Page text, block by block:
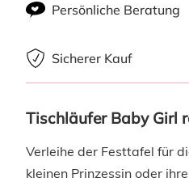
Persönliche Beratung
Sicherer Kauf
Tischläufer Baby Girl
Verleihe der Festtafel für
kleinen Prinzessin oder